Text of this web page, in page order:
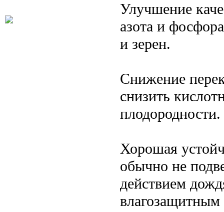
Улучшение
азота и
и зерен.
Снижение
снизить
плодородности.
Хорошая
обычно не
действием